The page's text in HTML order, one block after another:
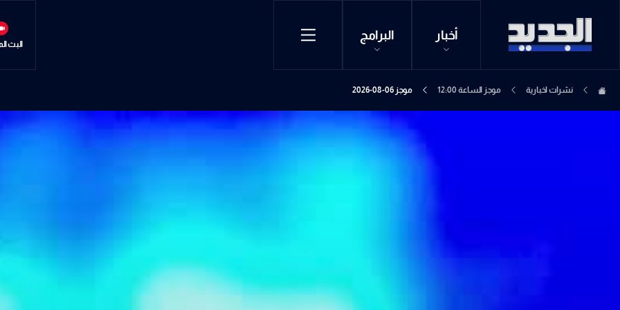
أخبار البرامج
البث
نشرات اخبارية موجز الساعة 12:00 موجز 06-08-2026